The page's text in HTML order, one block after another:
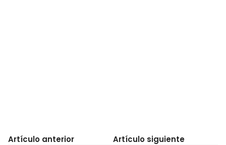
Artículo anterior Artículo siguiente